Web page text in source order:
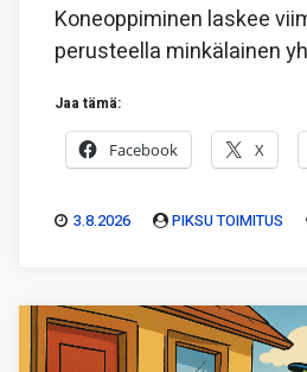
Koneoppiminen laskee
perusteella minkälainen
Jaa tämä:
Facebook X
3.8.2026 PIKSU TOIMITUS